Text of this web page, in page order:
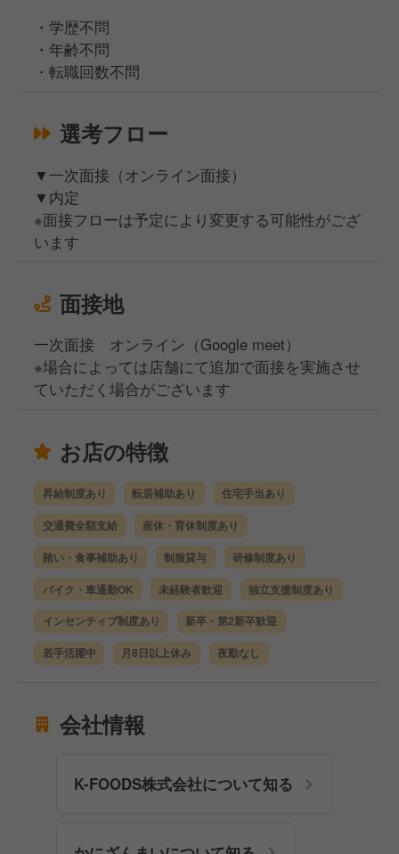
・学歴不問
・年齢不問
・転職回数不問
選考フロー
▼一次面接（オンライン面接）
▼内定
※面接フローは予定により変更する可能性がござ
います
面接地
一次面接 オンライン（Google meet）
※場合によっては店舗にて追加で面接を実施させ
ていただく場合がございます
お店の特徴
昇給制度あり 転居補助あり 住宅手当あり
交通費全額支給 産休・育休制度あり
賄い・食事補助あり 制服貸与 研修制度あり
バイク・車通勤OK 未経験者歓迎 独立支援制度あり
インセンティブ制度あり 新卒・第2新卒歓迎
若手活躍中 月8日以上休み 夜勤なし
会社情報
K-FOODS株式会社について知る